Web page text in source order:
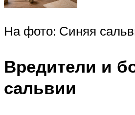
На фото: Синяя
Вредители и
сальвии